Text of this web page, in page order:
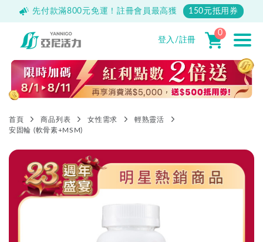
先付款滿800元免運！註冊會員最高獲 150元抵用券
登入/註冊
0
首頁 商品列表 女性需求
輕熟靈活
安固輪 (軟骨素+MSM)